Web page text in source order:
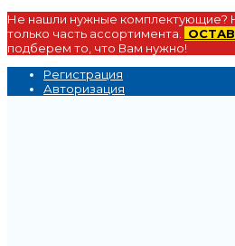
Не нашли нужные комплектующие?
только часть ассортимента.
подберем то, что Вам нужно!
Регистрация
Авторизация